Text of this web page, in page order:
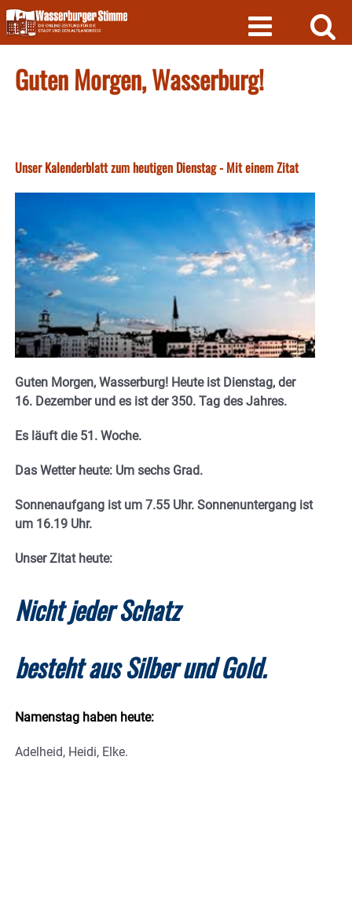
Skip
to
content
Guten Morgen, Wasserburg!
Unser Kalenderblatt zum heutigen Dienstag - Mit einem Zitat
Guten Morgen, Wasserburg! Heute ist Dienstag, der
16. Dezember und es ist der 350. Tag des Jahres.
Es läuft die 51. Woche.
Das Wetter heute: Um sechs Grad.
Sonnenaufgang ist um 7.55 Uhr. Sonnenuntergang ist
um 16.19 Uhr.
Unser Zitat heute:
Nicht jeder Schatz
besteht aus Silber und Gold.
Namenstag haben heute:
Adelheid, Heidi, Elke.